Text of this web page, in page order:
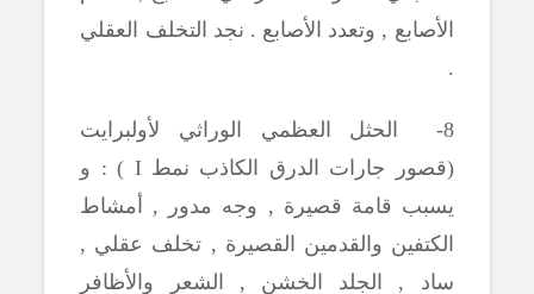
الأصابع , وتعدد الأصابع . نجد التخلف العقلي
.
8- الحثل العظمي الوراثي لأولبرايت
(قصور جارات الدرق الكاذب نمطI ) : و
يسبب قامة قصيرة , وجه مدور , أمشاط
الكتفين والقدمين القصيرة , تخلف عقلي ,
ساد , الجلد الخشن , الشعر والأظافر